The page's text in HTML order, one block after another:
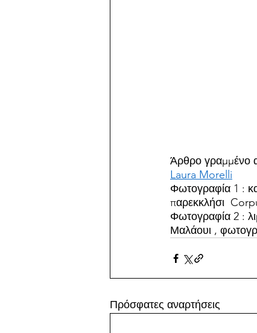
Άρθρο γραμμένο
Laura Morelli
Φωτογραφία 1 :
παρεκκλήσι
Φωτογραφία 2 :
Μαλάουι ,
Πρόσφατες αναρτήσεις